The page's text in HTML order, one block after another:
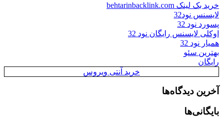
خرید بک لینک behtarinbacklink.com
لایسنس نود32
پسورد نود 32
اوکلی لایسنس رایگان نود 32
همیار نود 32
بهترین سئو
رایگان
خرید آنتی ویروس
آخرین دیدگاه‌ها
بایگانی‌ها